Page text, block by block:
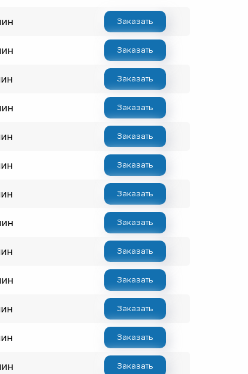
Заказать
Заказать
Заказать
Заказать
Заказать
Заказать
Заказать
Заказать
Заказать
Заказать
Заказать
Заказать
Заказать